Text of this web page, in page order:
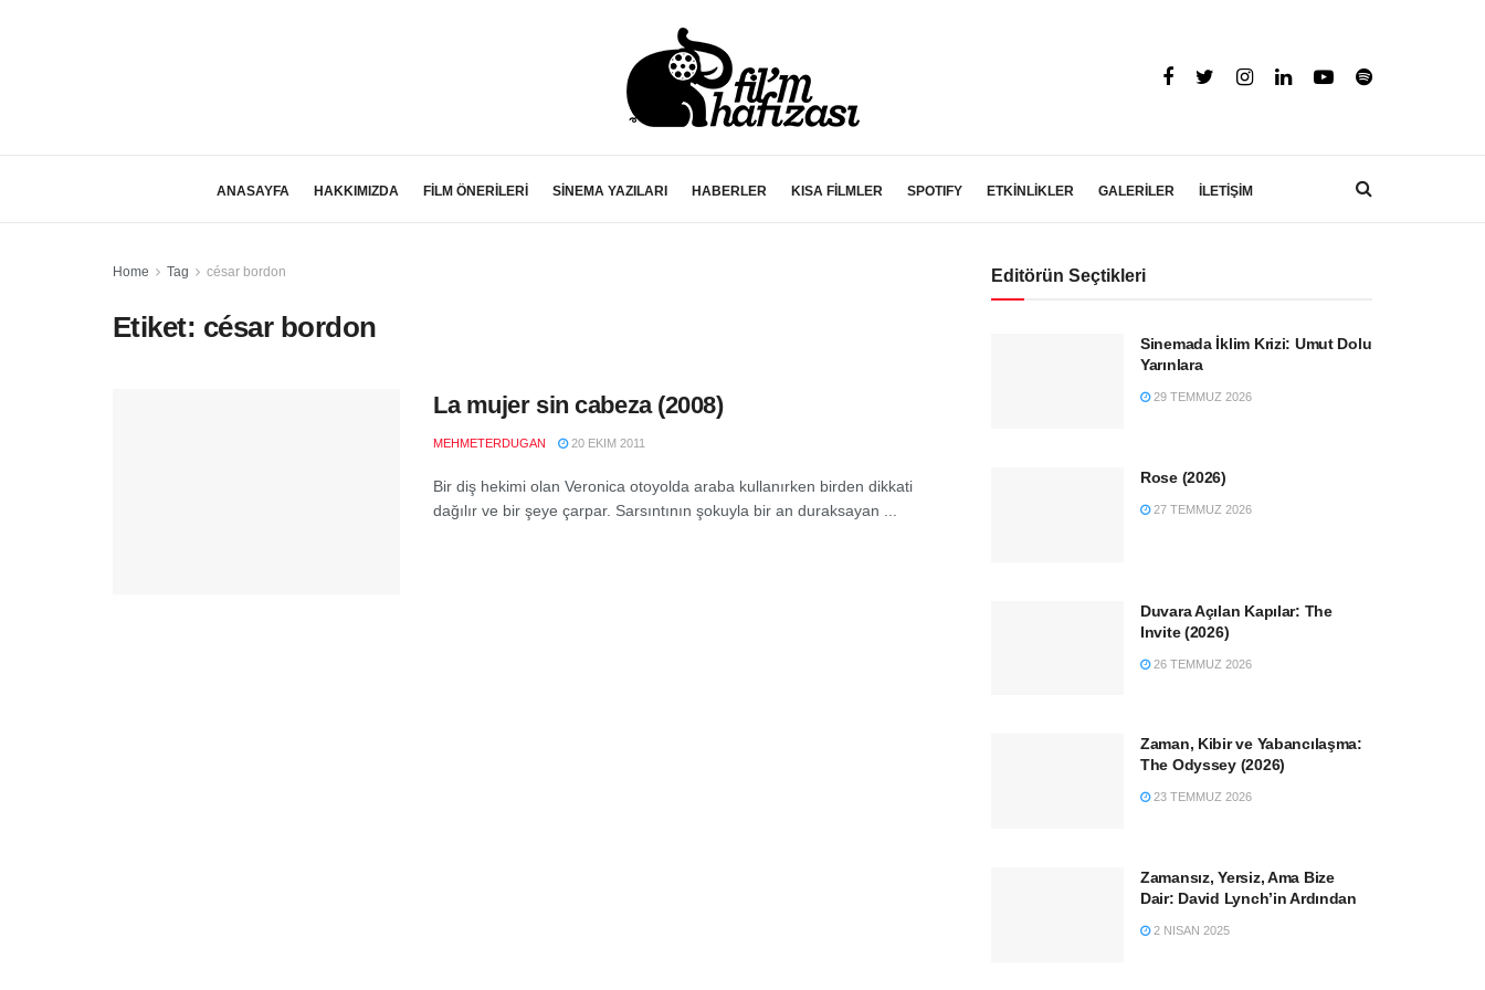
ANASAYFA HAKKIMIZDA FİLM ÖNERİLERİ SİNEMA YAZILARI HABERLER KISA FİLMLER SPOTIFY ETKİNLİKLER GALERİLER İLETİŞİM
Home Tag césar bordon
Etiket: césar bordon
La mujer sin cabeza (2008)
MEHMETERDUGAN 20 EKIM 2011
Bir diş hekimi olan Veronica otoyolda araba kullanırken birden dikkati
dağılır ve bir şeye çarpar. Sarsıntının şokuyla bir an duraksayan ...
Editörün Seçtikleri
Sinemada İklim Krizi: Umut Dolu
Yarınlara
29 TEMMUZ 2026
Rose (2026)
27 TEMMUZ 2026
Duvara Açılan Kapılar: The
Invite (2026)
26 TEMMUZ 2026
Zaman, Kibir ve Yabancılaşma:
The Odyssey (2026)
23 TEMMUZ 2026
Zamansız, Yersiz, Ama Bize
Dair: David Lynch’in Ardından
2 NISAN 2025